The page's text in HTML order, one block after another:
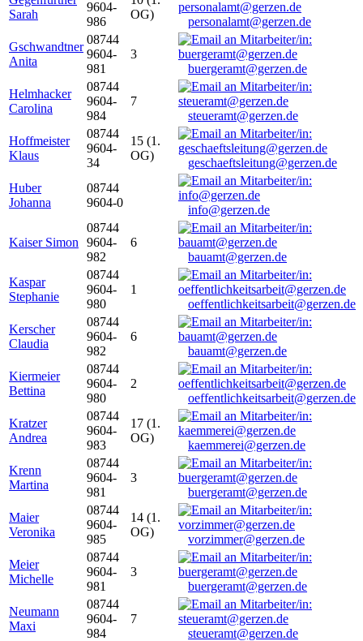
Sarah
9604-
986
OG)
personalamt@gerzen.de
Gschwandtner
Anita
08744
9604-
981
3
buergeramt@gerzen.de
Helmhacker
Carolina
08744
9604-
984
7
steueramt@gerzen.de
Hoffmeister
Klaus
08744
9604-
34
15 (1.
OG)
geschaeftsleitung@gerzen.de
Huber
Johanna
08744
9604-0
info@gerzen.de
Kaiser Simon
08744
9604-
982
6
bauamt@gerzen.de
Kaspar
Stephanie
08744
9604-
980
1
oeffentlichkeitsarbeit@gerzen.de
Kerscher
Claudia
08744
9604-
982
6
bauamt@gerzen.de
Kiermeier
Bettina
08744
9604-
980
2
oeffentlichkeitsarbeit@gerzen.de
Kratzer
Andrea
08744
9604-
983
17 (1.
OG)
kaemmerei@gerzen.de
Krenn
Martina
08744
9604-
981
3
buergeramt@gerzen.de
Maier
Veronika
08744
9604-
985
14 (1.
OG)
vorzimmer@gerzen.de
Meier
Michelle
08744
9604-
981
3
buergeramt@gerzen.de
Neumann
Maxi
08744
9604-
984
7
steueramt@gerzen.de